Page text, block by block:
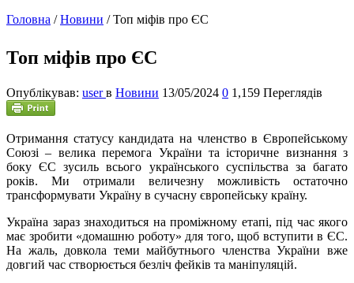
Головна /Новини /Топ міфів про ЄС
Топ міфів про ЄС
Опублікував: userв Новини 13/05/2024 0 1,159 Переглядів
Отримання статусу кандидата на членство в Європейському
Союзі – велика перемога України та історичне визнання з
боку ЄС зусиль всього українського суспільства за багато
років. Ми отримали величезну можливість остаточно
трансформувати Україну в сучасну європейську країну.
Україна зараз знаходиться на проміжному етапі, під час якого
має зробити «домашню роботу» для того, щоб вступити в ЄС.
На жаль, довкола теми майбутнього членства України вже
довгий час створюється безліч фейків та маніпуляцій.